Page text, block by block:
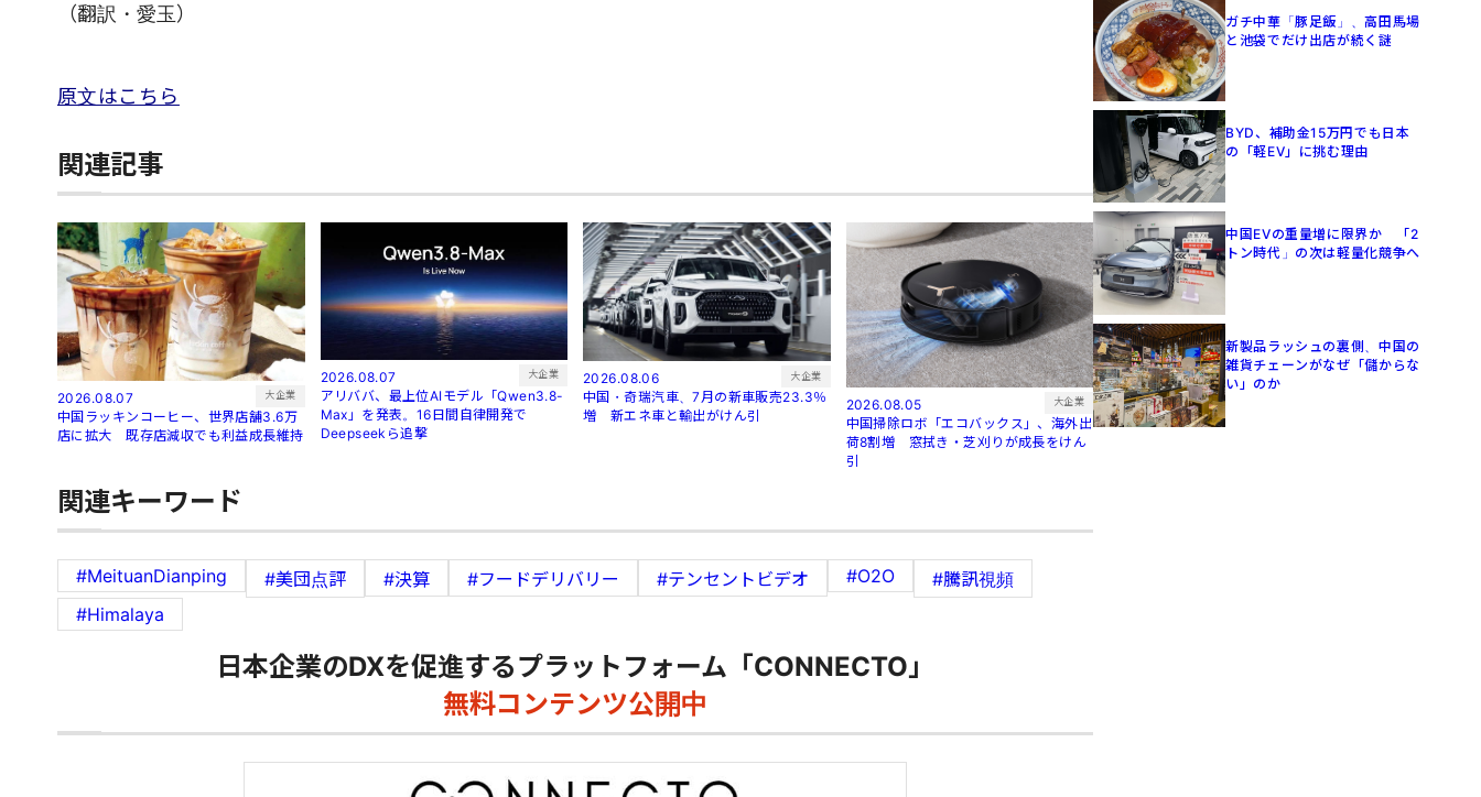
（翻訳・愛玉）
原文はこちら
関連記事
2026.08.07 大企業
中国ラッキンコーヒー、世界店舗3.6万
店に拡大 既存店減収でも利益成長維持
2026.08.07 大企業
アリババ、最上位AIモデル「Qwen3.8-
Max」を発表。16日間自律開発で
Deepseekら追撃
2026.08.06 大企業
中国・奇瑞汽車、7月の新車販売23.3％
増 新エネ車と輸出がけん引
2026.08.05 大企業
中国掃除ロボ「エコバックス」、海外出
荷8割増 窓拭き・芝刈りが成長をけん
引
関連キーワード
#MeituanDianping #美団点評 #決算 #フードデリバリー #テンセントビデオ #O2O
#騰訊視頻
#Himalaya
日本企業のDXを促進するプラットフォーム「CONNECTO」
無料コンテンツ公開中
ガチ中華「豚足飯」、高田馬場
と池袋でだけ出店が続く謎
BYD、補助金15万円でも日本
の「軽EV」に挑む理由
中国EVの重量増に限界か 「2
トン時代」の次は軽量化競争へ
新製品ラッシュの裏側、中国の
雑貨チェーンがなぜ「儲からな
い」のか